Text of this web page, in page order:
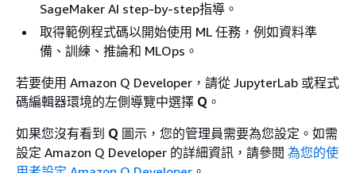
SageMaker AI step-by-step指導。
取得範例程式碼以開始使用 ML 任務，例如資料準
備、訓練、推論和 MLOps。
若要使用 Amazon Q Developer，請從 JupyterLab 或程式
碼編輯器環境的左側導覽中選擇 Q 。
如果您沒有看到 Q 圖示，您的管理員需要為您設定。如需
設定 Amazon Q Developer 的詳細資訊，請參閱 為您的使